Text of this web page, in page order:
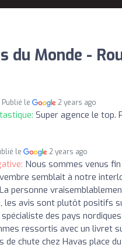
du Monde -
Publié le 2 years ago
Super agence le top.
le 2 years ago
Nous sommes venus
semblait à notre
personne
les avis sont plutôt positifs
des pays
ressortis avec un livret
de chute chez Havas place